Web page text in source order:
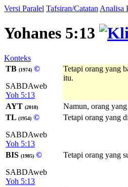
Versi Paralel Tafsiran/Catatan Analisa
Yohanes 5:13
Konteks
TB (1974) ©
SABDAweb
Yoh 5:13
Tetapi orang yang
itu.
AYT (2018)
Namun, orang
TL (1954) ©
SABDAweb
Yoh 5:13
Tetapi orang yang
BIS (1985) ©
SABDAweb
Yoh 5:13
Tetapi orang yang